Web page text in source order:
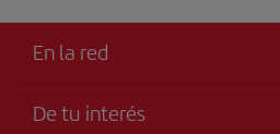
En la red
De tu interés